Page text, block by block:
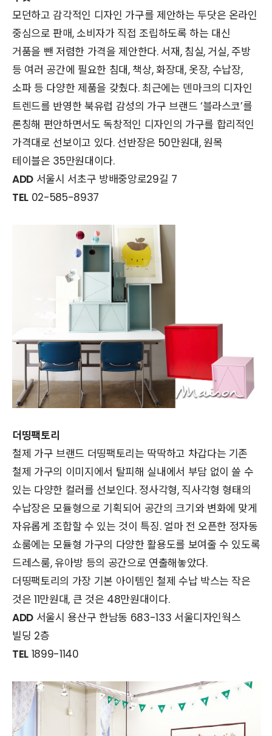
모던하고 감각적인 디자인 가구를 제안하는 두닷은 온라인
중심으로 판매, 소비자가 직접 조립하도록 하는 대신
거품을 뺀 저렴한 가격을 제안한다. 서재, 침실, 거실, 주방
등 여러 공간에 필요한 침대, 책상, 화장대, 옷장, 수납장,
소파 등 다양한 제품을 갖췄다. 최근에는 덴마크의 디자인
트렌드를 반영한 북유럽 감성의 가구 브랜드 ‘블라스코’를
론칭해 편안하면서도 독창적인 디자인의 가구를 합리적인
가격대로 선보이고 있다. 선반장은 50만원대, 원목
테이블은 35만원대이다.
ADD서울시 서초구 방배중앙로29길 7
TEL02-585-8937
더띵팩토리
철제 가구 브랜드 더띵팩토리는 딱딱하고 차갑다는 기존
철제 가구의 이미지에서 탈피해 실내에서 부담 없이 쓸 수
있는 다양한 컬러를 선보인다. 정사각형, 직사각형 형태의
수납장은 모듈형으로 기획되어 공간의 크기와 변화에 맞게
자유롭게 조합할 수 있는 것이 특징. 얼마 전 오픈한 정자동
쇼룸에는 모듈형 가구의 다양한 활용도를 보여줄 수 있도록
드레스룸, 유아방 등의 공간으로 연출해놓았다.
더띵팩토리의 가장 기본 아이템인 철제 수납 박스는 작은
것은 11만원대, 큰 것은 48만원대이다.
ADD서울시 용산구 한남동 683-133 서울디자인웍스
빌딩 2층
TEL1899-1140